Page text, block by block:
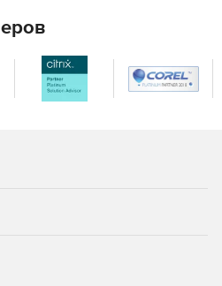
собой USB-токен с «OTP
аутентификации
к защищенным
с использованием
аутентификация